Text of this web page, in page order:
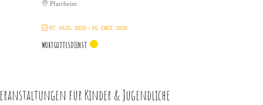
Pfarrheim
07. AUG. 2026 - 16. OKT. 2026
WORTGOTTESDIENST
für Kinder & Jugendliche